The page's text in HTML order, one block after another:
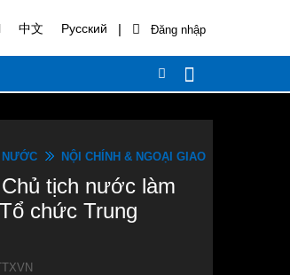
中文 Русский |
NỘI CHÍNH & NGOẠI GIAO
tịch nước làm
chức Trung